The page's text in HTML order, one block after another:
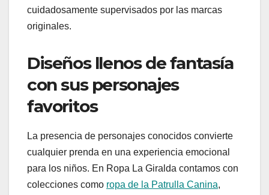
cuidadosamente supervisados por las marcas
originales.
Diseños llenos de fantasía
con sus personajes
favoritos
La presencia de personajes conocidos convierte
cualquier prenda en una experiencia emocional
para los niños. En Ropa La Giralda contamos con
colecciones como ropa de la Patrulla Canina,